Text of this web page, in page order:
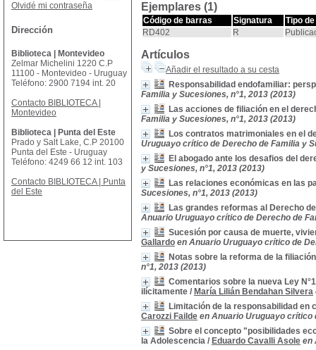
Ejemplares (1)
Código de barras Signatura
Tipo
RD402
R
Artículos
Añadir el resultado a su cesta
Responsabilidad endofamiliar:
Familia y Sucesiones, n°1, 2013 (2013)
Las acciones de filiación en el
Familia y Sucesiones, n°1, 2013 (2013)
Los contratos matrimoniales en el
Uruguayo crítico de Derecho de Familia y
El abogado ante los desafios del
y Sucesiones, n°1, 2013 (2013)
Las relaciones económicas en las
Sucesiones, n°1, 2013 (2013)
Las grandes reformas al Derecho
Anuario Uruguayo crítico de Derecho de
Sucesión por causa de muerte,
Gallardo en Anuario Uruguayo crítico de
Notas sobre la reforma de la
n°1, 2013 (2013)
Comentarios sobre la nueva Ley
ilícitamente / María Lilián Bendahan Silvera
Limitación de la responsabilidad en
Carozzi Failde en Anuario Uruguayo crítico
Sobre el concepto "posibilidades
la Adolescencia / Eduardo Cavalli Asole en
Olvidé mi contraseña
Dirección
Biblioteca | Montevideo
Zelmar Michelini 1220 C.P
11100 - Montevideo - Uruguay
Teléfono: 2900 7194 int. 20
Contacto BIBLIOTECA |
Montevideo
Biblioteca | Punta del Este
Prado y Salt Lake, C.P 20100
Punta del Este - Uruguay
Teléfono: 4249 66 12 int. 103
Contacto BIBLIOTECA | Punta
del Este